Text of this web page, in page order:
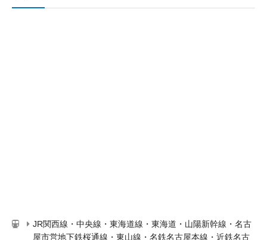
JR関西線・中央線・東海道線・東海道・山陽新幹線・名古
屋市営地下鉄桜通線・東山線・名鉄名古屋本線・近鉄名古